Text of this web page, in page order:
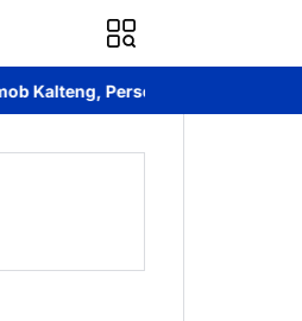
B Pelopor Berbagi